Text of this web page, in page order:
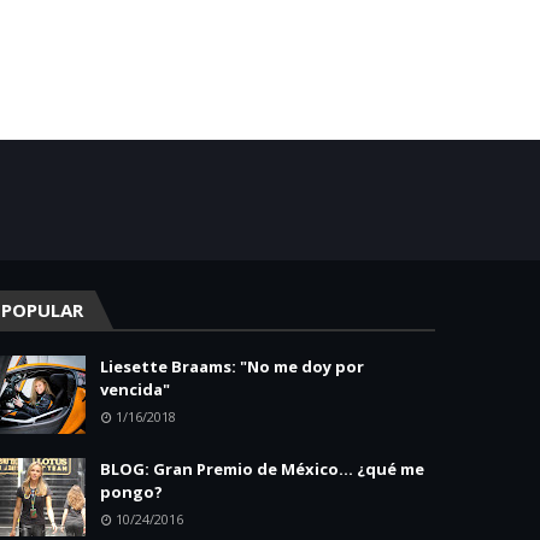
POPULAR
Liesette Braams: "No me doy por
vencida"
1/16/2018
BLOG: Gran Premio de México... ¿qué me
pongo?
10/24/2016